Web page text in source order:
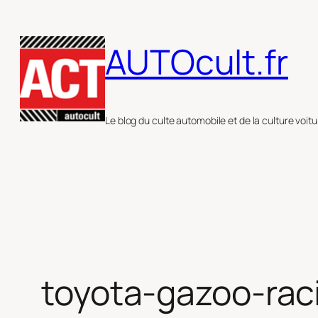
au
contenu
AUTOcult.fr
Le blog du culte automobile et de la culture
toyota-gazoo-